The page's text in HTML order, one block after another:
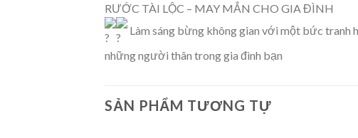
RƯỚC TÀI LỘC – MAY MẮN CHO GIA ĐÌNH
Làm sáng bừng không gian với một bức tranh
những người thân trong gia đình bạn
SẢN PHẨM TƯƠNG TỰ